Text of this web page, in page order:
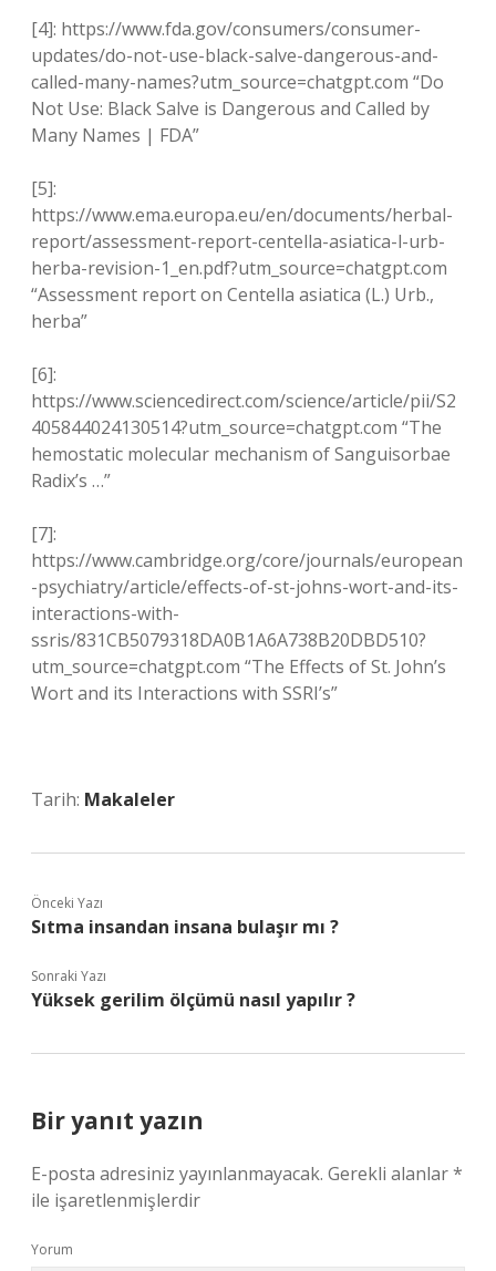
[4]: https://www.fda.gov/consumers/consumer-
updates/do-not-use-black-salve-dangerous-and-
called-many-names?utm_source=chatgpt.com “Do
Not Use: Black Salve is Dangerous and Called by
Many Names | FDA”
[5]:
https://www.ema.europa.eu/en/documents/herbal-
report/assessment-report-centella-asiatica-l-urb-
herba-revision-1_en.pdf?utm_source=chatgpt.com
“Assessment report on Centella asiatica (L.) Urb.,
herba”
[6]:
https://www.sciencedirect.com/science/article/pii/S2
405844024130514?utm_source=chatgpt.com “The
hemostatic molecular mechanism of Sanguisorbae
Radix’s …”
[7]:
https://www.cambridge.org/core/journals/european
-psychiatry/article/effects-of-st-johns-wort-and-its-
interactions-with-
ssris/831CB5079318DA0B1A6A738B20DBD510?
utm_source=chatgpt.com “The Effects of St. John’s
Wort and its Interactions with SSRI’s”
Tarih: Makaleler
Önceki Yazı
Sıtma insandan insana bulaşır mı ?
Sonraki Yazı
Yüksek gerilim ölçümü nasıl yapılır ?
Bir yanıt yazın
E-posta adresiniz yayınlanmayacak. Gerekli alanlar*
ile işaretlenmişlerdir
Yorum